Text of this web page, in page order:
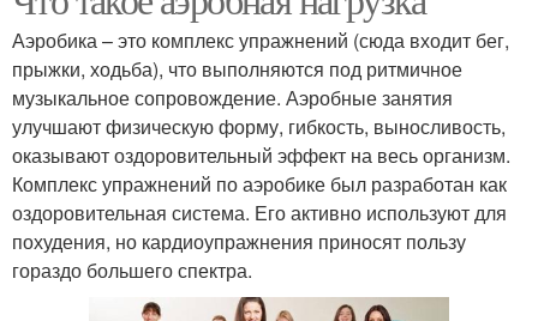
Аэробика – это комплекс упражнений (сюда входит бег,
прыжки, ходьба), что выполняются под ритмичное
музыкальное сопровождение. Аэробные занятия
улучшают физическую форму, гибкость, выносливость,
оказывают оздоровительный эффект на весь организм.
Комплекс упражнений по аэробике был разработан как
оздоровительная система. Его активно используют для
похудения, но кардиоупражнения приносят пользу
гораздо большего спектра.